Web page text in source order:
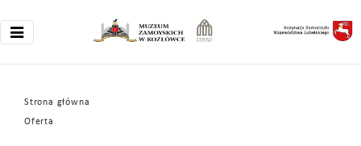
Strona główna
Oferta